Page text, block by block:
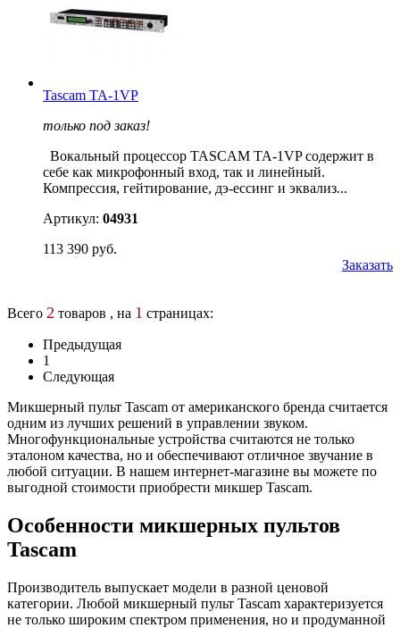
Tascam TA-1VP
только под заказ!
Вокальный процессор TASCAM TA-1VP содержит в
себе как микрофонный вход, так и линейный.
Компрессия, гейтирование, дэ-ессинг и эквализ...
Артикул: 04931
113 390 руб.
Заказать
Всего 2 товаров , на 1 страницах:
Предыдущая
1
Следующая
Микшерный пульт Tascam от американского бренда считается
одним из лучших решений в управлении звуком.
Многофункциональные устройства считаются не только
эталоном качества, но и обеспечивают отличное звучание в
любой ситуации. В нашем интернет-магазине вы можете по
выгодной стоимости приобрести микшер Tascam.
Особенности микшерных пультов
Tascam
Производитель выпускает модели в разной ценовой
категории. Любой микшерный пульт Tascam характеризуется
не только широким спектром применения, но и продуманной